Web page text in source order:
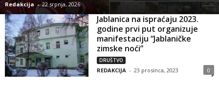
Redakcija - 22 srpnja, 2026
Jablanica na ispraćaju 2023.
godine prvi put organizuje
manifestaciju “Jablaničke
zimske noći”
DRUŠTVO
REDAKCIJA - 23 prosinca, 2023 0